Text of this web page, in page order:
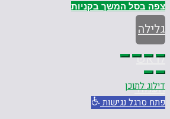
צפה בסל המשך בקניות
גלילה
לראש
העמוד
דילוג לתוכן
פתח סרגל נגישות